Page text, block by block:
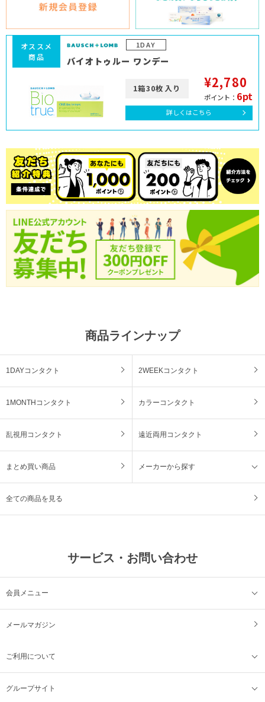
1DAY
オススメ
商品
バイオトゥルー ワンデー
1箱30枚入り ¥2,780
ポイント： 6pt
詳しくはこちら
商品ラインナップ
1DAYコンタクト 2WEEKコンタクト
1MONTHコンタクト カラーコンタクト
乱視用コンタクト 遠近両用コンタクト
まとめ買い商品 メーカーから探す
全ての商品を見る
サービス・お問い合わせ
会員メニュー
メールマガジン
ご利用について
グループサイト